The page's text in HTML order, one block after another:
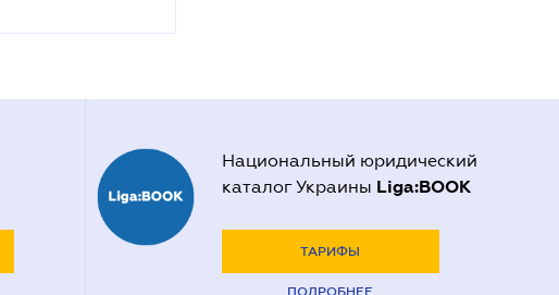
Национальный юридический
каталог Украины Liga:BOOK
ТАРИФЫ
ПОДРОБНЕЕ